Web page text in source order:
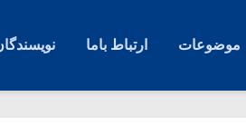
موضوعات ارتباط باما